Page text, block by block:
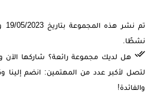
نشطًا.
هل لديك مجموعة رائعة؟ شاركها الآن
لتصل لأكبر عدد من المهتمين: انضم إلينا